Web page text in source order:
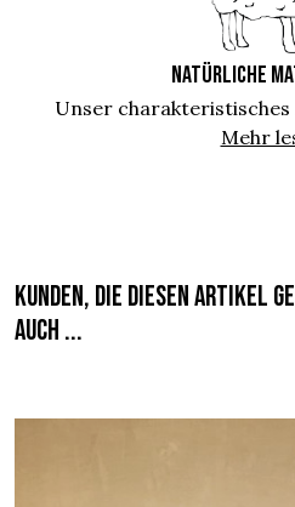
NATÜRLICHE
Unser
Mehr
Kunden, die diesen Artikel
auch ...